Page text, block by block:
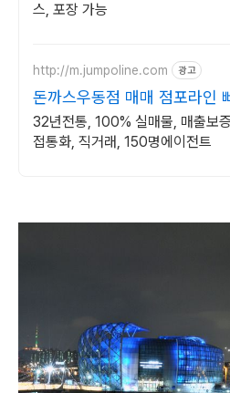
스, 포장 가능
http://m.jumpoline.com 광고
돈까스우동점 매매 점포라인
래 & 안전중개거래
32년전통, 100% 실매물, 매출보
접통화, 직거래, 150명에이전트